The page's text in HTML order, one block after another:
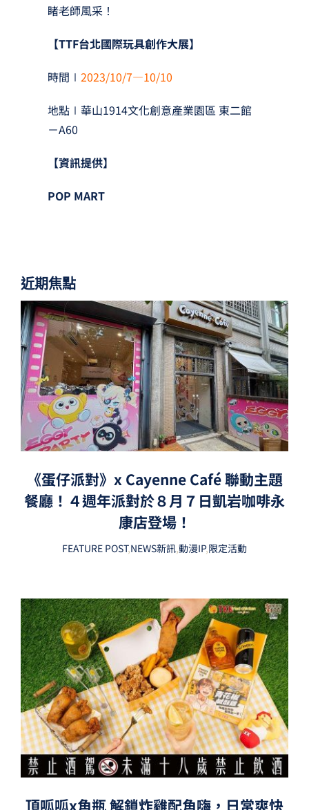
睹老師風采！
【TTF台北國際玩具創作大展】
時間∣ 2023/10/7—10/10
地點∣華山1914文化創意產業園區 東二館
－A60
【資訊提供】
POP MART
近期焦點
《蛋仔派對》x Cayenne Café 聯動主題
餐廳！４週年派對於８月７日凱岩咖啡永
康店登場！
FEATURE POST,NEWS新訊,動漫IP,限定活動
頂呱呱x角瓶 解鎖炸雞配角嗨，日常爽快